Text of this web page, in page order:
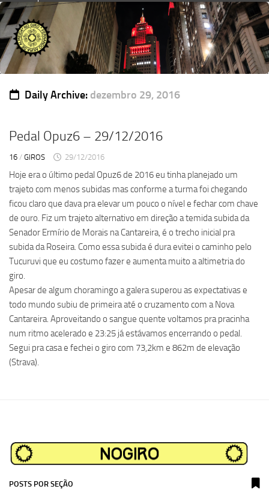
Skip
to
content
Daily Archive: dezembro 29, 2016
Pedal Opuz6 – 29/12/2016
16 / GIROS 29/12/2016
Hoje era o último pedal Opuz6 de 2016 eu tinha planejado um
trajeto com menos subidas mas conforme a turma foi chegando
ficou claro que dava pra elevar um pouco o nível e fechar com chave
de ouro. Fiz um trajeto alternativo em direção a temida subida da
Senador Ermírio de Morais na Cantareira, é o trecho inicial pra
subida da Roseira. Como essa subida é dura evitei o caminho pelo
Tucuruvi que eu costumo fazer e aumenta muito a altimetria do
giro.
Apesar de algum choramingo a galera superou as expectativas e
todo mundo subiu de primeira até o cruzamento com a Nova
Cantareira. Aproveitando o sangue quente voltamos pra pracinha
num ritmo acelerado e 23:25 já estávamos encerrando o pedal.
Segui pra casa e fechei o giro com 73,2km e 862m de elevação
(Strava).
POSTS POR SEÇÃO